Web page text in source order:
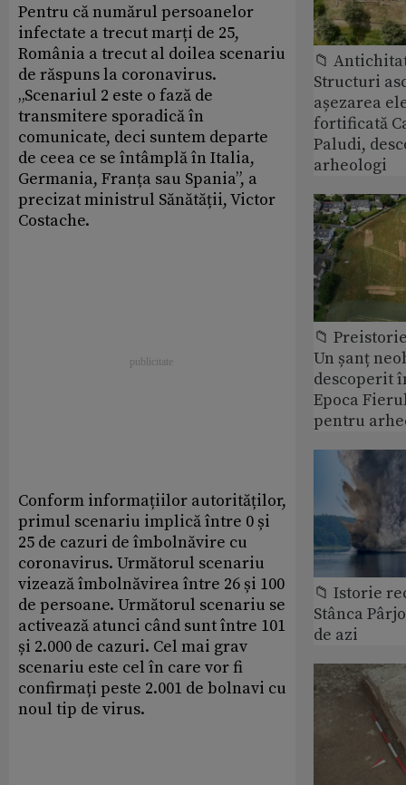
Pentru că numărul persoanelor
infectate a trecut marți de 25,
România a trecut al doilea scenariu
de răspuns la coronavirus.
„Scenariul 2 este o fază de
transmitere sporadică în
comunicate, deci suntem departe
de ceea ce se întâmplă în Italia,
Germania, Franța sau Spania”, a
precizat ministrul Sănătății, Victor
Costache.
Conform informațiilor autorităților,
primul scenariu implică între 0 și
25 de cazuri de îmbolnăvire cu
coronavirus. Următorul scenariu
vizează îmbolnăvirea între 26 și 100
de persoane. Următorul scenariu se
activează atunci când sunt între 101
și 2.000 de cazuri. Cel mai grav
scenariu este cel în care vor fi
confirmați peste 2.001 de bolnavi cu
noul tip de virus.
📁
Structuri
așezarea
fortificată
Paludi,
arheologi
📁
Un șanț
descoperit
Epoca
pentru
📁 Istorie
Stânca
de azi